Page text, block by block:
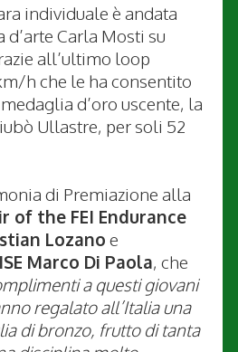
individuale è andata
Carla Mosti su
all’ultimo loop
h che le ha consentito
d’oro uscente, la
Ullastre, per soli 52
di Premiazione alla
of the FEI Endurance
Lozano e
Marco Di Paola, che
a questi giovani
regalato all’Italia una
di bronzo, frutto di tanta